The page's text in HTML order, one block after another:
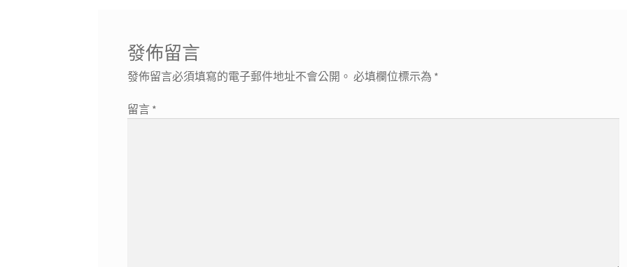
發佈留言
發佈留言必須填寫的電子郵件地址不會公開。 必填欄位標示為 *
留言 *